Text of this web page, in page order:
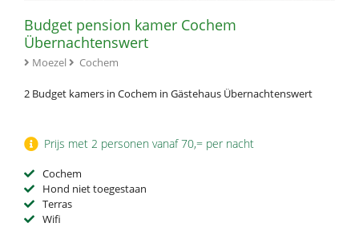
Budget pension kamer Cochem
Übernachtenswert
Moezel Cochem
2 Budget kamers in Cochem in Gästehaus Übernachtenswert
Prijs met 2 personen vanaf 70,= per nacht
Cochem
Hond niet toegestaan
Terras
Wifi